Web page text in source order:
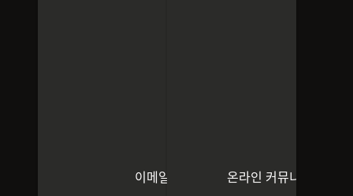
이메일 보내기 온라인 커뮤니티에 참